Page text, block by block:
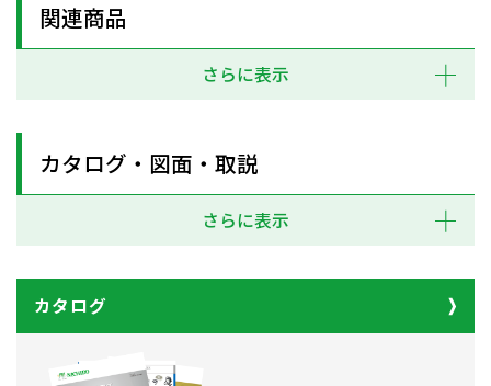
関連商品
さらに表示
カタログ・図面・取説
さらに表示
カタログ